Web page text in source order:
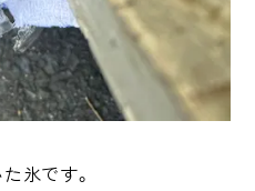
氷です。